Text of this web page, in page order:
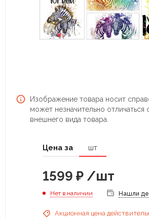
Изображение товара носит
может незначительно отличаться
внешнего вида товара.
Цена за шт
1599 ₽ /шт
Нет в наличии Нашли
Акционная цена